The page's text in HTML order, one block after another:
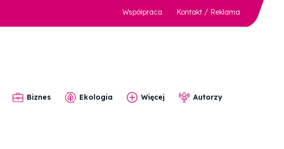
Współpraca Kontakt / Reklama
Biznes Ekologia Więcej Autorzy